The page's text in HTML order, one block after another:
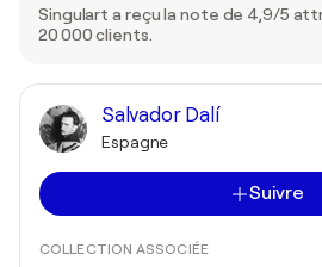
Singulart a reçu la note de 4,9/5
20 000 clients.
Salvador Dalí
Espagne
Suivre
COLLECTION ASSOCIÉE